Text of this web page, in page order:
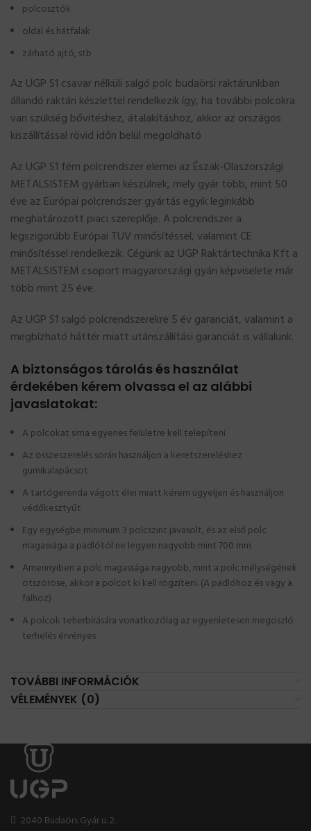
polcosztók
oldal és hátfalak
zárható ajtó, stb
Az UGP S1 csavar nélküli salgó polc budaörsi raktárunkban
állandó raktári készlettel rendelkezik így, ha további polcokra
van szükség bővítéshez, átalakításhoz, akkor az országos
kiszállítással rövid időn belül megoldható
Az UGP S1 fém polcrendszer elemei az Észak-Olaszországi
METALSISTEM gyárban készülnek, mely gyár több, mint 50
éve az Európai polcrendszer gyártás egyik leginkább
meghatározott piaci szereplője. A polcrendszer a
legszigorúbb Európai TÜV minősítéssel, valamint CE
minősítéssel rendelkezik. Cégünk az UGP Raktártechnika Kft a
METALSISTEM csoport magyarországi gyári képviselete már
több mint 25 éve.
Az UGP S1 salgó polcrendszerekre 5 év garanciát, valamint a
megbízható háttér miatt utánszállítási garanciát is vállalunk.
A biztonságos tárolás és használat
érdekében kérem olvassa el az alábbi
javaslatokat:
A polcokat sima egyenes felületre kell telepíteni
Az összeszerelés során használjon a keretszereléshez
gumikalapácsot
A tartógerenda vágott élei miatt kérem ügyeljen és használjon
védőkesztyűt
Egy egységbe minimum 3 polcszint javasolt, és az első polc
magassága a padlótól ne legyen nagyobb mint 700 mm
Amennyiben a polc magassága nagyobb, mint a polc mélységének
ötszöröse, akkor a polcot ki kell rögzíteni. (A padlóhoz és vagy a
falhoz)
A polcok teherbírására vonatkozólag az egyenletesen megoszló
terhelés érvényes
TOVÁBBI INFORMÁCIÓK
VÉLEMÉNYEK (0)
2040 Budaörs Gyár u. 2.